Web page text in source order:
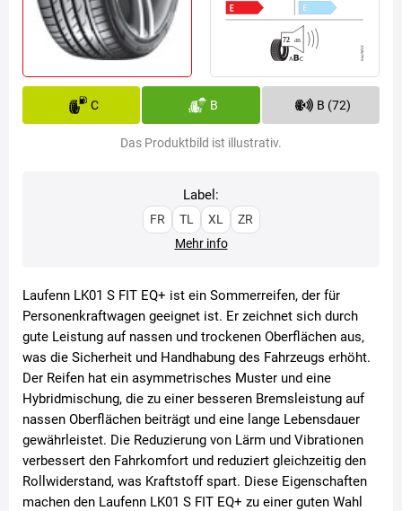
C B B (72)
Das Produktbild ist illustrativ.
Label:
FR TL XL
ZR
Mehr info
Laufenn LK01 S FIT EQ+ ist ein Sommerreifen, der für
Personenkraftwagen geeignet ist. Er zeichnet sich durch
gute Leistung auf nassen und trockenen Oberflächen aus,
was die Sicherheit und Handhabung des Fahrzeugs erhöht.
Der Reifen hat ein asymmetrisches Muster und eine
Hybridmischung, die zu einer besseren Bremsleistung auf
nassen Oberflächen beiträgt und eine lange Lebensdauer
gewährleistet. Die Reduzierung von Lärm und Vibrationen
verbessert den Fahrkomfort und reduziert gleichzeitig den
Rollwiderstand, was Kraftstoff spart. Diese Eigenschaften
machen den Laufenn LK01 S FIT EQ+ zu einer guten Wahl